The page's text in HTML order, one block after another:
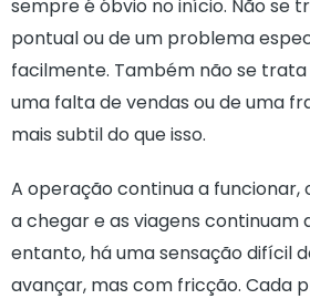
sempre é óbvio no início. Não se
pontual ou de um problema
facilmente. Também não se
uma falta de vendas ou de uma
mais subtil do que isso.
A operação continua a funcionar,
a chegar e as viagens continuam
entanto, há uma sensação difícil
avançar, mas com fricção. Cada